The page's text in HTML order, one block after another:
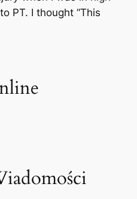
PT. I thought “This